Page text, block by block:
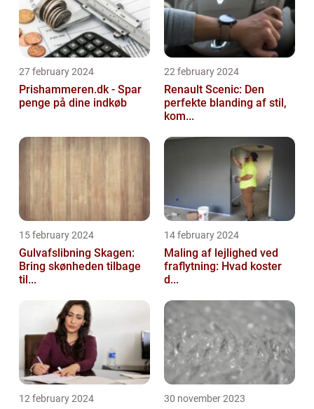
27 february 2024
Prishammeren.dk - Spar
penge på dine indkøb
22 february 2024
Renault Scenic: Den
perfekte blanding af stil,
kom...
15 february 2024
Gulvafslibning Skagen:
Bring skønheden tilbage
til...
14 february 2024
Maling af lejlighed ved
fraflytning: Hvad koster
d...
12 february 2024 30 november 2023